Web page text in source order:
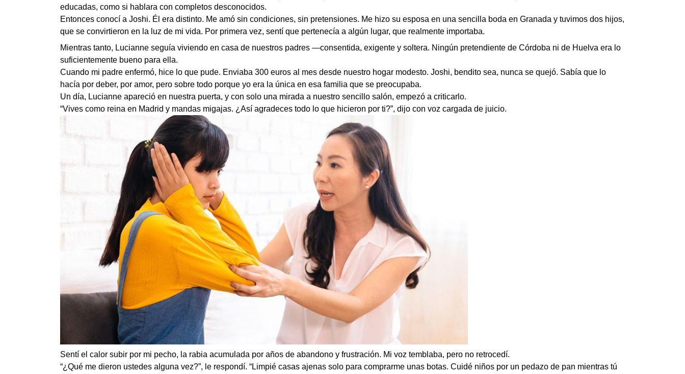
educadas, como si hablara con completos desconocidos.
Entonces conocí a Joshi. Él era distinto. Me amó sin condiciones, sin pretensiones. Me hizo su esposa en una sencilla boda en Granada y tuvimos dos hijos,
que se convirtieron en la luz de mi vida. Por primera vez, sentí que pertenecía a algún lugar, que realmente importaba.
Mientras tanto, Lucianne seguía viviendo en casa de nuestros padres —consentida, exigente y soltera. Ningún pretendiente de Córdoba ni de Huelva era lo
suficientemente bueno para ella.
Cuando mi padre enfermó, hice lo que pude. Enviaba 300 euros al mes desde nuestro hogar modesto. Joshi, bendito sea, nunca se quejó. Sabía que lo
hacía por deber, por amor, pero sobre todo porque yo era la única en esa familia que se preocupaba.
Un día, Lucianne apareció en nuestra puerta, y con solo una mirada a nuestro sencillo salón, empezó a criticarlo.
“Vives como reina en Madrid y mandas migajas. ¿Así agradeces todo lo que hicieron por ti?”, dijo con voz cargada de juicio.
Sentí el calor subir por mi pecho, la rabia acumulada por años de abandono y frustración. Mi voz temblaba, pero no retrocedí.
“¿Qué me dieron ustedes alguna vez?”, le respondí. “Limpié casas ajenas solo para comprarme unas botas. Cuidé niños por un pedazo de pan mientras tú